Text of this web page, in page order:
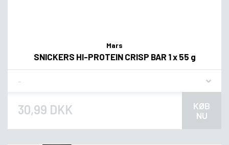
Mars
SNICKERS HI-PROTEIN CRISP BAR 1 x 55 g
30,99 DKK
KØB
NU